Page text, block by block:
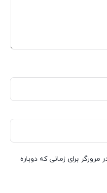
برای زمانی که دوباره